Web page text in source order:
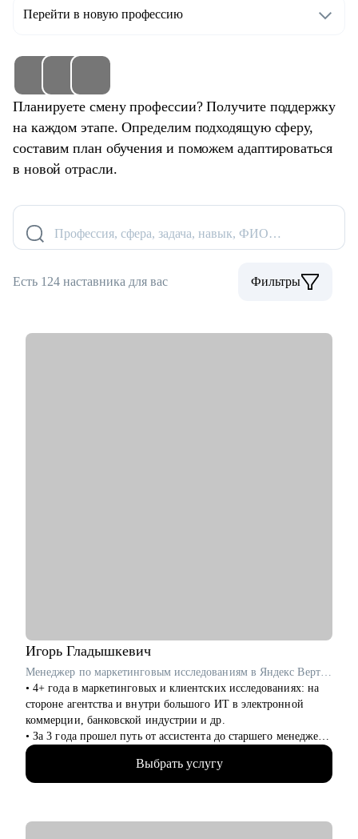
Перейти в новую профессию
Планируете смену профессии? Получите поддержку
на каждом этапе. Определим подходящую сферу,
составим план обучения и поможем адаптироваться
в новой отрасли.
Профессия, сфера, задача, навык, ФИО…
Есть 124 наставника для вас Фильтры
Игорь Гладышкевич
Менеджер по маркетинговым исследованиям в Яндекс Вертикали / ex-Газпромбанк, Яндекс Маркет, Joom
• 4+ года в маркетинговых и клиентских исследованиях: на
стороне агентства и внутри большого ИТ в электронной
коммерции, банковской индустрии и др.
• За 3 года прошел путь от ассистента до старшего менеджера,
знаю, как работают исследования и исследователи в разных
структурах и масштабах.
• 200+ различных исследовательских проектов для десятков
Выбрать услугу